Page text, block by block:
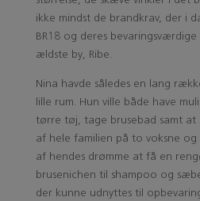
ikke mindst de brandkrav, der i
BR18 og deres
ældste by, Ribe.
Nina havde således en lang
lille rum. Hun ville både have
tørre tøj, tage brusebad samt at
af hele familien på to voksne
af hendes drømme at få en
brusenichen til shampoo og
der kunne udnyttes til